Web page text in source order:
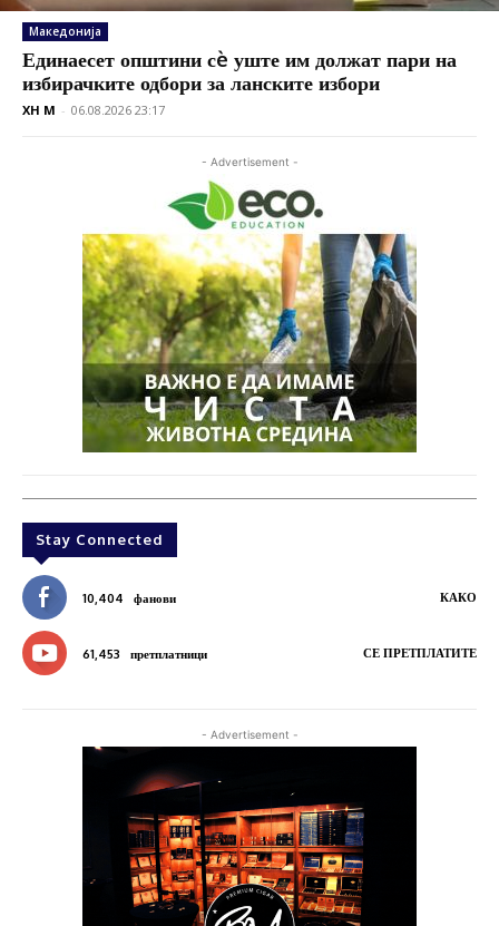
Македонија
Единаесет општини сè уште им должат пари на
избирачките одбори за ланските избори
XH M - 06.08.2026 23:17
- Advertisement -
Stay Connected
10,404 фанови КАКО
61,453 претплатници СЕ ПРЕТПЛАТИТЕ
- Advertisement -